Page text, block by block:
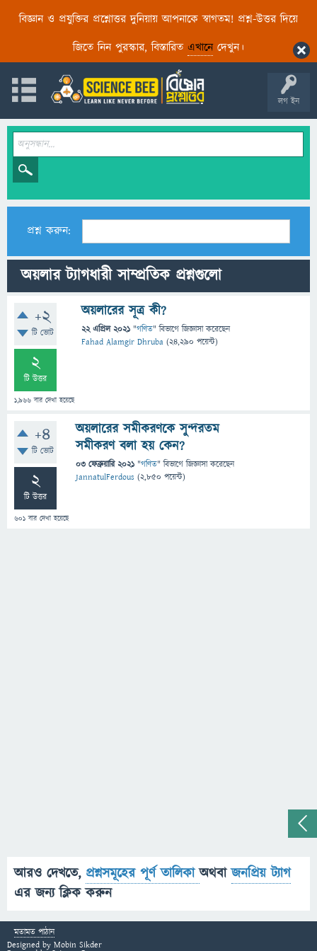
বিজ্ঞান ও প্রযুক্তির প্রশ্নোত্তর দুনিয়ায় আপনাকে স্বাগতম! প্রশ্ন-উত্তর দিয়ে
জিতে নিন পুরস্কার, বিস্তারিত এখানেদেখুন।
লগ ইন
প্রশ্ন করুন:
অয়লার ট্যাগধারী সাম্প্রতিক প্রশ্নগুলো
+2
টি ভোট
2
টি উত্তর
1,966 বার দেখা হয়েছে
অয়লারের সূত্র কী?
22 এপ্রিল 2021 "গণিত" বিভাগে জিজ্ঞাসাকরেছেন
Fahad Alamgir Dhruba (24,290 পয়েন্ট)
+4
টি ভোট
2
টি উত্তর
601 বার দেখা হয়েছে
অয়লারের সমীকরণকে সুন্দরতম
সমীকরণ বলা হয় কেন?
03 ফেব্রুয়ারি 2021 "গণিত" বিভাগে জিজ্ঞাসাকরেছেন
JannatulFerdous (2,850 পয়েন্ট)
আরও দেখতে, প্রশ্নসমূহের পূর্ণ তালিকাঅথবাজনপ্রিয় ট্যাগ
এর জন্য ক্লিক করুন
মতামত পাঠান
Designed by Mobin Sikder